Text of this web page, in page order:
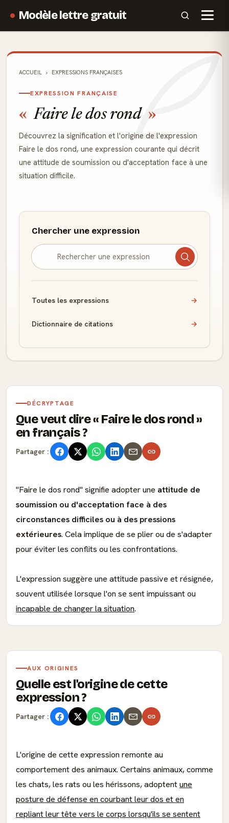
Modèle lettre gratuit
ACCUEIL EXPRESSIONS FRANÇAISES
EXPRESSION FRANÇAISE
Faire le dos rond
Découvrez la signification et l'origine de l'expression
Faire le dos rond, une expression courante qui décrit
une attitude de soumission ou d'acceptation face à une
situation difficile.
Chercher une expression
Toutes les expressions →
Dictionnaire de citations →
DÉCRYPTAGE
Que veut dire
Faire le dos rond
en français ?
Partager :
"Faire le dos rond" signifie adopter une attitude de
soumission ou d'acceptation face à des
circonstances difficiles ou à des pressions
extérieures. Cela implique de se plier ou de s'adapter
pour éviter les conflits ou les confrontations.
L'expression suggère une attitude passive et résignée,
souvent utilisée lorsque l'on se sent impuissant ou
incapable de changer la situation.
AUX ORIGINES
Quelle est l'origine de cette
expression ?
Partager :
L'origine de cette expression remonte au
comportement des animaux. Certains animaux, comme
les chats, les rats ou les hérissons, adoptentune
posture de défense en courbant leur dos et en
repliant leur tête vers le corps lorsqu'ils se sentent